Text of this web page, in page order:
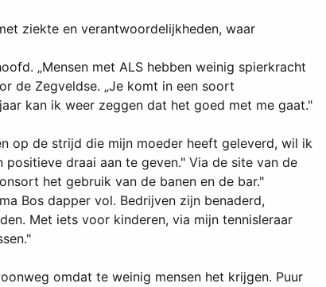
ziekte en verantwoordelijkheden, waar
„Mensen met ALS hebben weinig spierkracht
de Zegveldse. „Je komt in een soort
kan ik weer zeggen dat het goed met me gaat."
op de strijd die mijn moeder heeft geleverd, wil ik
draai aan te geven." Via de site van de
het gebruik van de banen en de bar."
Bos dapper vol. Bedrijven zijn benaderd,
Met iets voor kinderen, via mijn tennisleraar
omdat te weinig mensen het krijgen. Puur